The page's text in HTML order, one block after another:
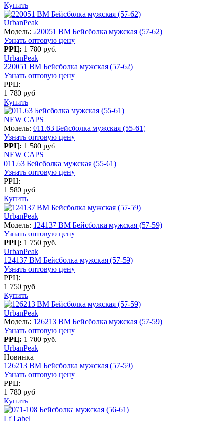
Купить
UrbanPeak
Модель: 220051 BM Бейсболка мужская (57-62)
Узнать оптовую цену
РРЦ: 1 780 руб.
UrbanPeak
220051 BM Бейсболка мужская (57-62)
Узнать оптовую цену
РРЦ:
1 780 руб.
Купить
NEW CAPS
Модель: 011.63 Бейсболка мужская (55-61)
Узнать оптовую цену
РРЦ: 1 580 руб.
NEW CAPS
011.63 Бейсболка мужская (55-61)
Узнать оптовую цену
РРЦ:
1 580 руб.
Купить
UrbanPeak
Модель: 124137 BM Бейсболка мужская (57-59)
Узнать оптовую цену
РРЦ: 1 750 руб.
UrbanPeak
124137 BM Бейсболка мужская (57-59)
Узнать оптовую цену
РРЦ:
1 750 руб.
Купить
UrbanPeak
Модель: 126213 BM Бейсболка мужская (57-59)
Узнать оптовую цену
РРЦ: 1 780 руб.
UrbanPeak
Новинка
126213 BM Бейсболка мужская (57-59)
Узнать оптовую цену
РРЦ:
1 780 руб.
Купить
Lf Label